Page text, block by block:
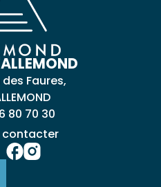
Faures,
80 70 30
contacter